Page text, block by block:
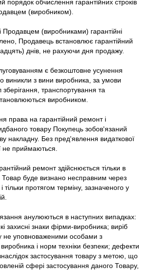
порядок обчислення гарантійних строків
(виробником).
(виробниками) гарантійні
Продавець встановлює гарантійний
днів, не рахуючи дня продажу.
є безкоштовне усунення
виникли з вини виробника, за умови
транспортування та
виробником.
права на гарантійний ремонт і
товару Покупець зобов'язаний
накладну. Без пред'явлення видаткової
не приймаються.
ремонт здійснюється тільки в
буде визнано несправним через
тільки протягом терміну, зазначеного у
анулюються в наступних випадках:
захисні знаки фірми-виробника; виріб
не уповноваженими особами з
і норм техніки безпеки; дефекти
застосування товару з метою, що
сфері застосування даного Товару,